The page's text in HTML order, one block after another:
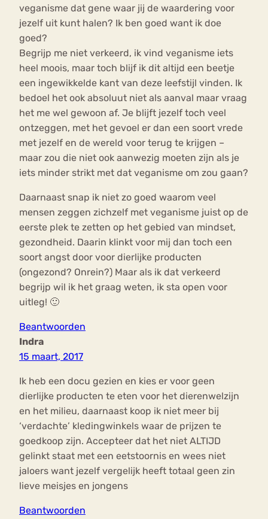
veganisme dat gene waar jij de waardering voor
jezelf uit kunt halen? Ik ben goed want ik doe
goed?
Begrijp me niet verkeerd, ik vind veganisme iets
heel moois, maar toch blijf ik dit altijd een beetje
een ingewikkelde kant van deze leefstijl vinden. Ik
bedoel het ook absoluut niet als aanval maar vraag
het me wel gewoon af. Je blijft jezelf toch veel
ontzeggen, met het gevoel er dan een soort vrede
met jezelf en de wereld voor terug te krijgen –
maar zou die niet ook aanwezig moeten zijn als je
iets minder strikt met dat veganisme om zou gaan?
Daarnaast snap ik niet zo goed waarom veel
mensen zeggen zichzelf met veganisme juist op de
eerste plek te zetten op het gebied van mindset,
gezondheid. Daarin klinkt voor mij dan toch een
soort angst door voor dierlijke producten
(ongezond? Onrein?) Maar als ik dat verkeerd
begrijp wil ik het graag weten, ik sta open voor
uitleg! 🙂
Beantwoorden
Indra
15 maart, 2017
Ik heb een docu gezien en kies er voor geen
dierlijke producten te eten voor het dierenwelzijn
en het milieu, daarnaast koop ik niet meer bij
‘verdachte’ kledingwinkels waar de prijzen te
goedkoop zijn. Accepteer dat het niet ALTIJD
gelinkt staat met een eetstoornis en wees niet
jaloers want jezelf vergelijk heeft totaal geen zin
lieve meisjes en jongens
Beantwoorden